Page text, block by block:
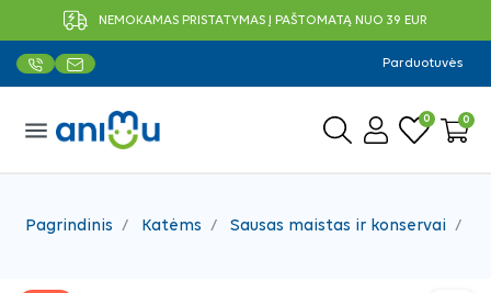
NEMOKAMAS PRISTATYMAS Į PAŠTOMATĄ NUO 39 EUR
Parduotuvės
menu 0 0
Pagrindinis Katėms Sausas maistas ir konservai